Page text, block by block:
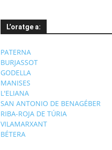
L’oratge a:
PATERNA
BURJASSOT
GODELLA
MANISES
L'ELIANA
SAN ANTONIO DE BENAGÉBER
RIBA-ROJA DE TÚRIA
VILAMARXANT
BÉTERA